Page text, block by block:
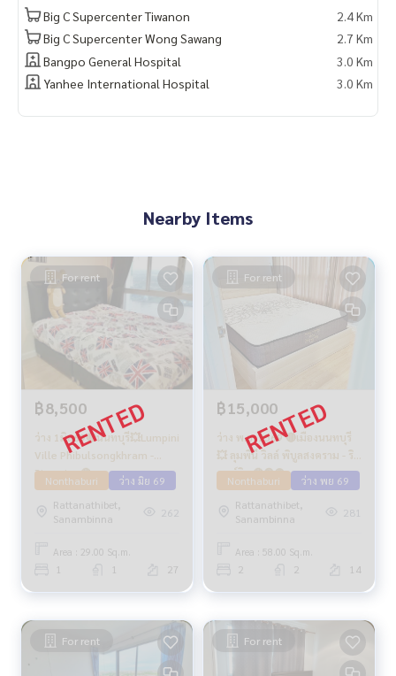
Big C Supercenter Tiwanon
2.4 Km
Big C Supercenter Wong Sawang
2.7 Km
Bangpo General Hospital
3.0 Km
Yanhee International Hospital
3.0 Km
Nearby Items
For rent
฿8,500
ว่าง 1มิย69🔴นนทบุรี💥Lumpini
Ville Phibulsongkhram -
Riverview🔴
Nonthaburi
ว่าง มิย 69
Rattanathibet,
Sanambinna
262
Area : 29.00 Sq.m.
1 1 27
For rent
฿15,000
ว่าง พ.ย. 2569 🔴เมืองนนทบุรี
💥 ลุมพินี วิลล์ พิบูลสงคราม - ริ
เวอร์วิว 🔴🟢🟡
Nonthaburi
ว่าง พย 69
Rattanathibet,
Sanambinna
281
Area : 58.00 Sq.m.
2 2 14
For rent For rent